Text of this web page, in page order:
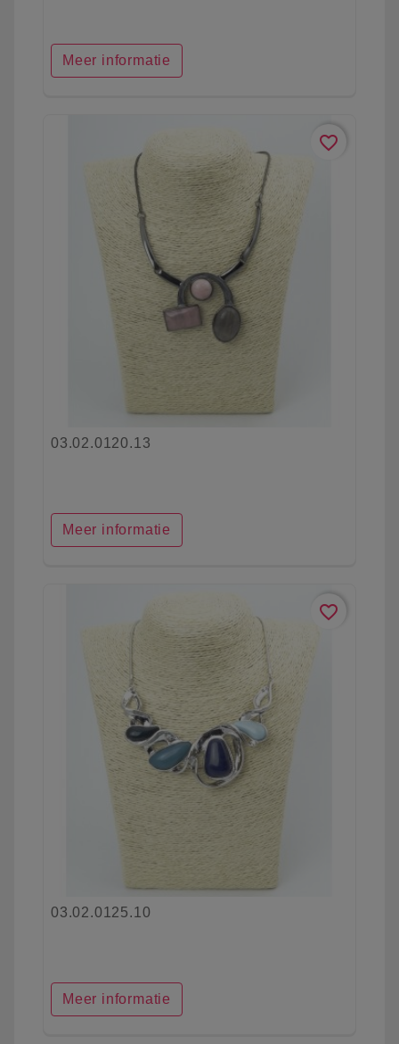
Meer informatie
favorite_border
03.02.0120.13
Meer informatie
favorite_border
03.02.0125.10
Meer informatie